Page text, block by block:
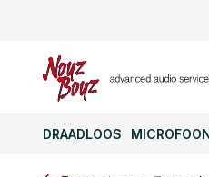
DRAADLOOS